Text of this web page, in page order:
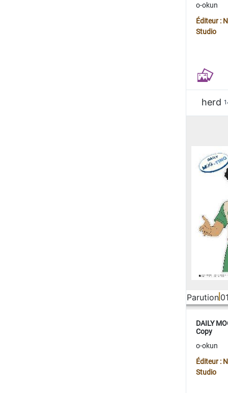
o-okun
Éditeur :
Studio
herd
Parution
DAILY
Copy
o-okun
Éditeur :
Studio